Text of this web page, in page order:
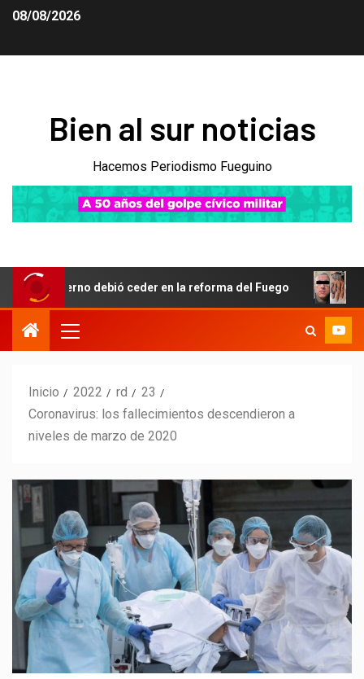
08/08/2026
Bien al sur noticias
Hacemos Periodismo Fueguino
debió ceder en la reforma del Fuego Obsesión
Inicio 2022 rd
23
Coronavirus: los fallecimientos descendieron a
niveles de marzo de 2020